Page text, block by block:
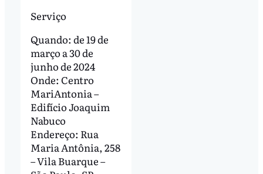
Serviço
Quando: de 19 de
março a 30 de
junho de 2024
Onde: Centro
MariAntonia –
Edifício Joaquim
Nabuco
Endereço: Rua
Maria Antônia, 258
– Vila Buarque –